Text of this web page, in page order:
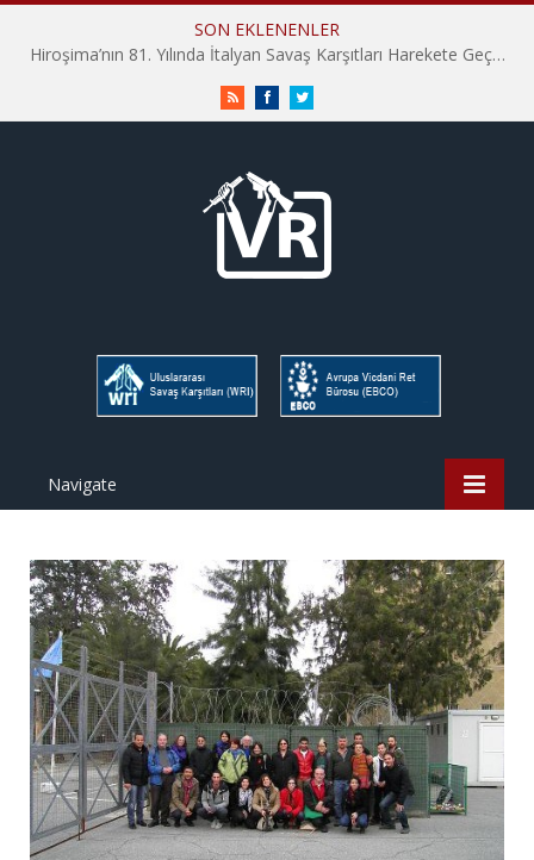
SON EKLENENLER
İHD İstanbul Şube Vicdani Ret Komisyonu: Vicdani Retçiler Olarak Destek İçin Buradayız!
RSS FacebookTwitter
Navigate